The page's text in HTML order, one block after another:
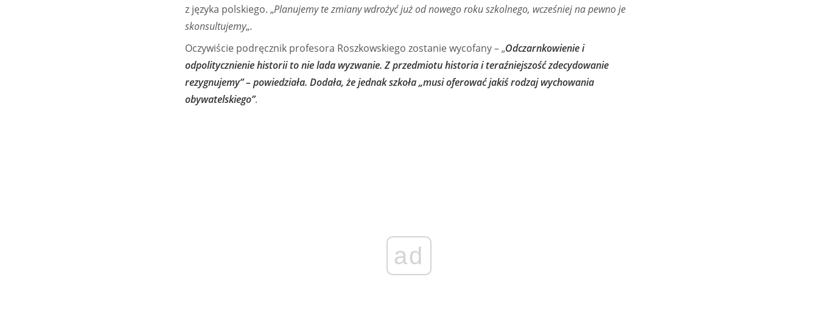
z języka polskiego. „Planujemy te zmiany wdrożyć już od nowego roku szkolnego, wcześniej na pewno je
skonsultujemy„.
Oczywiście podręcznik profesora Roszkowskiego zostanie wycofany – „Odczarnkowienie i
odpolitycznienie historii to nie lada wyzwanie. Z przedmiotu historia i teraźniejszość zdecydowanie
rezygnujemy” – powiedziała. Dodała, że jednak szkoła „musi oferować jakiś rodzaj wychowania
obywatelskiego”.
ad